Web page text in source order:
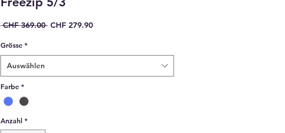
CHF 369.00 Standardpreis
CHF 279.90Sale-
Grösse *
Auswählen
Farbe *
Anzahl *